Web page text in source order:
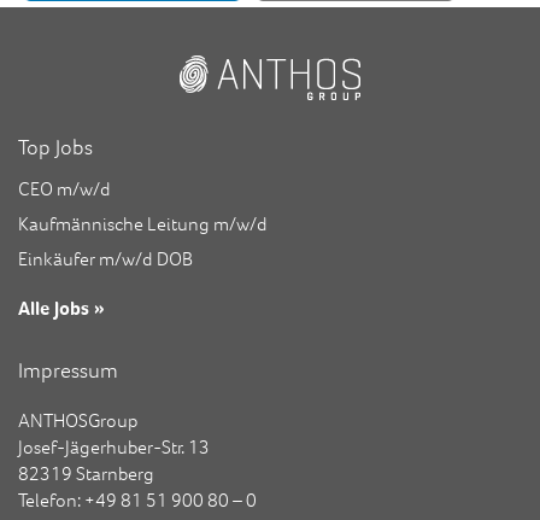
Top Jobs
CEO m/w/d
Kaufmännische Leitung m/w/d
Einkäufer m/w/d DOB
Alle Jobs »
Impressum
ANTHOSGroup
Josef-Jägerhuber-Str. 13
82319 Starnberg
Telefon: +49 81 51 900 80 – 0